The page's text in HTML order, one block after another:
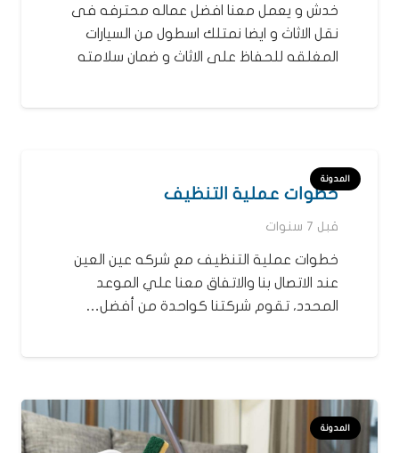
خدش و يعمل معنا افضل عماله محترفه فى
نقل الاثاث و ايضا نمتلك اسطول من السيارات
المغلقه للحفاظ على الاثاث و ضمان سلامته
المدونة
خطوات عملية التنظيف
قبل 7 سنوات
خطوات عملية التنظيف مع شركه عين العين
عند الاتصال بنا والاتفاق معنا علي الموعد
المحدد، تقوم شركتنا كواحدة من أفضل…
المدونة